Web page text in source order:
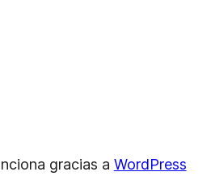
gracias a WordPress